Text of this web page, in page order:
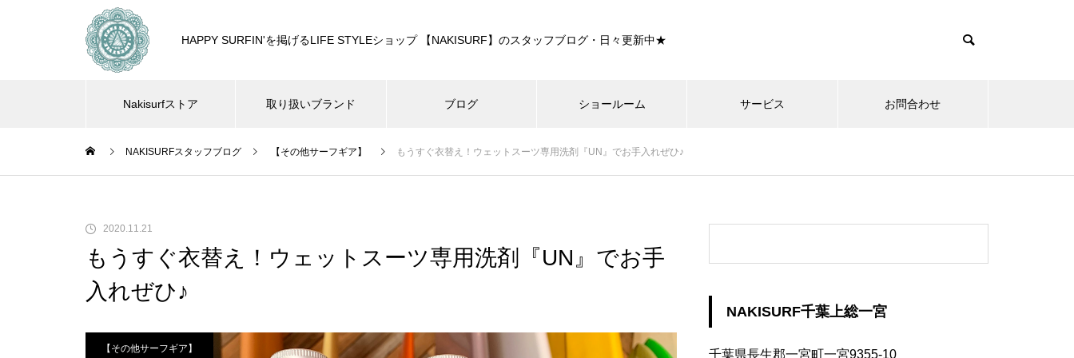
HAPPY SURFIN'を掲げるLIFE STYLEショップ 【NAKISURF】のスタッフブログ・日々更新中★
Nakisurfストア 取り扱いブランド ブログ ショールーム サービス お問合わせ
NAKISURFスタッフブログ 【その他サーフギア】 もうすぐ衣替え！ウェットスーツ専用洗剤『UN』でお手入れぜひ♪
2020.11.21
もうすぐ衣替え！ウェットスーツ専用洗剤『UN』でお手
入れぜひ♪
【その他サーフギア】
NAKISURF千葉上総一宮
千葉県長生郡一宮町一宮9355-10